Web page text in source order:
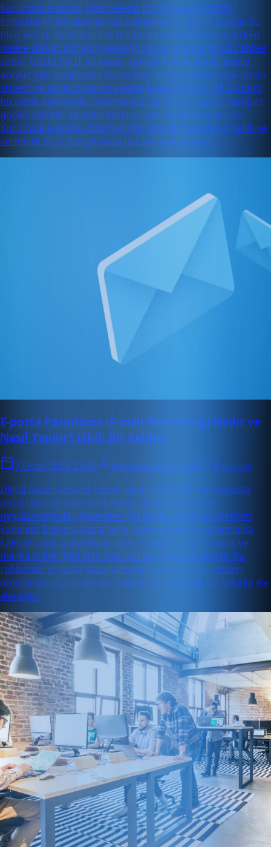
Kurumsal e-posta, işletmelerin profesyonel iletişim
ihtiyaçlarını karşılamak için kullanılan güçlü bir araçtır. Bu
blog yazısı, en iyi kurumsal e-posta hizmetlerini seçerken
nelere dikkat etmeniz gerektiğine dair kapsamlı bir rehber
sunar. Güçlü bir IT alt yapısı, güvenlik ve kullanıcı dostu
arayüz gibi özelliklerle donatılmış doğru kurumsal e-posta
sistemine sahip olmanın avantajlarını öğrenin. SEO odaklı
bu içerik sayesinde, işletmenizin dijital dünyadaki varlığını
güçlendirebilir ve daha fazla müşteriye ulaşabilirsiniz.
Kurumsal e-posta çözümlerinin sağladığı profesyonellik ve
verimlilik ile iş süreçlerinizi üst seviyeye taşıyın.
E-posta Pazarlama (E-mail Marketing) Nedir ve
Nasıl Yapılır? Etkili Bir Rehber
7 Ocak 2025 23:30 info@enabase.com
0 yorum
Dijital pazarlamanın temel taşlarından biri olan e-posta
pazarlama (e-mail marketing), doğru bir şekilde
uygulandığında, işletmeler için etkili bir müşteri iletişim
kanalıdır. E-posta pazarlama, sadece satışları artırmakla
kalmaz, aynı zamanda müşteri sadakati oluşturmak ve
marka bilinirliğini artırmak için de güçlü bir araçtır. Bu
rehberde, e-posta pazarlamanın ne olduğunu, neden
önemli olduğunu ve nasıl yapılacağını detaylı bir şekilde ele
alacağız.